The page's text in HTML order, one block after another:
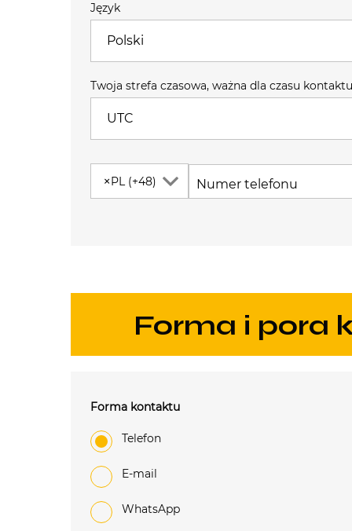
Polski
Język
UTC
Twoja strefa czasowa, ważna dla czasu kontaktu
×PL (+48) Numer telefonu
Forma i pora
Forma kontaktu
Telefon
e-mail
WhatsApp